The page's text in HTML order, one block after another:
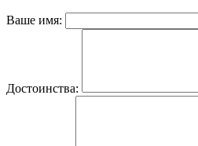
Ваше имя:
Достоинства: